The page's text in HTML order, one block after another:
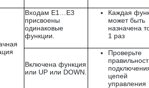
Входам E1…E3
присвоены
одинаковые
функции.
Каждая
может быть
назначена
1 раз
Включена функция
или UP или DOWN.
Проверьте
цепей
управления